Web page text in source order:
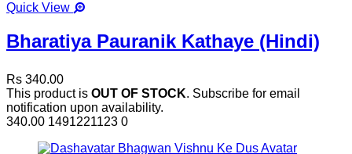
Quick View
Bharatiya Pauranik Kathaye (Hindi)
Rs 340.00
This product is OUT OF STOCK. Subscribe for email
notification upon availability.
340.00 1491221123 0